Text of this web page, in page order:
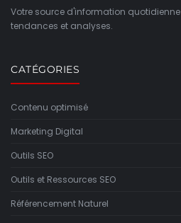
Votre source d'information
tendances et analyses.
CATÉGORIES
Contenu optimisé
Marketing Digital
Outils SEO
Outils et Ressources SEO
Référencement Naturel